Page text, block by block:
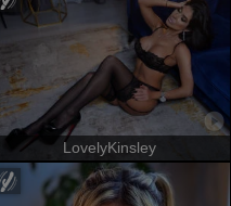
LovelyKinsley